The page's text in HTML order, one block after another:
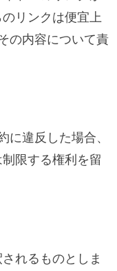
リンクは便宜上
の内容について責
違反した場合、
限する権利を留
れるものとしま